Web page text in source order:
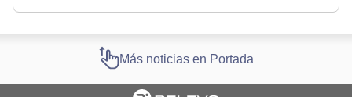
Más noticias en Portada